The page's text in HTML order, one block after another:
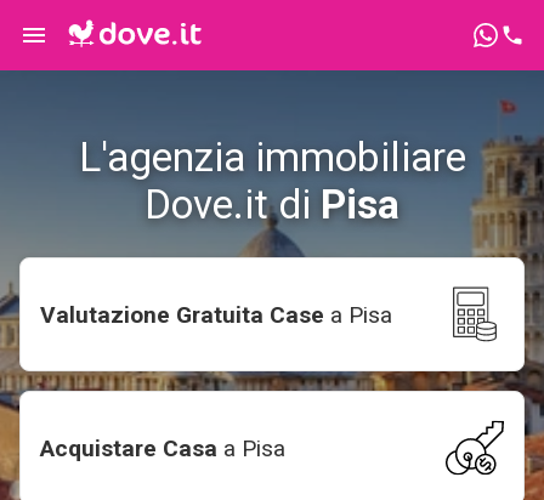
L'agenzia immobiliare
Dove.it di Pisa
Valutazione Gratuita Case a Pisa
Acquistare Casa a Pisa